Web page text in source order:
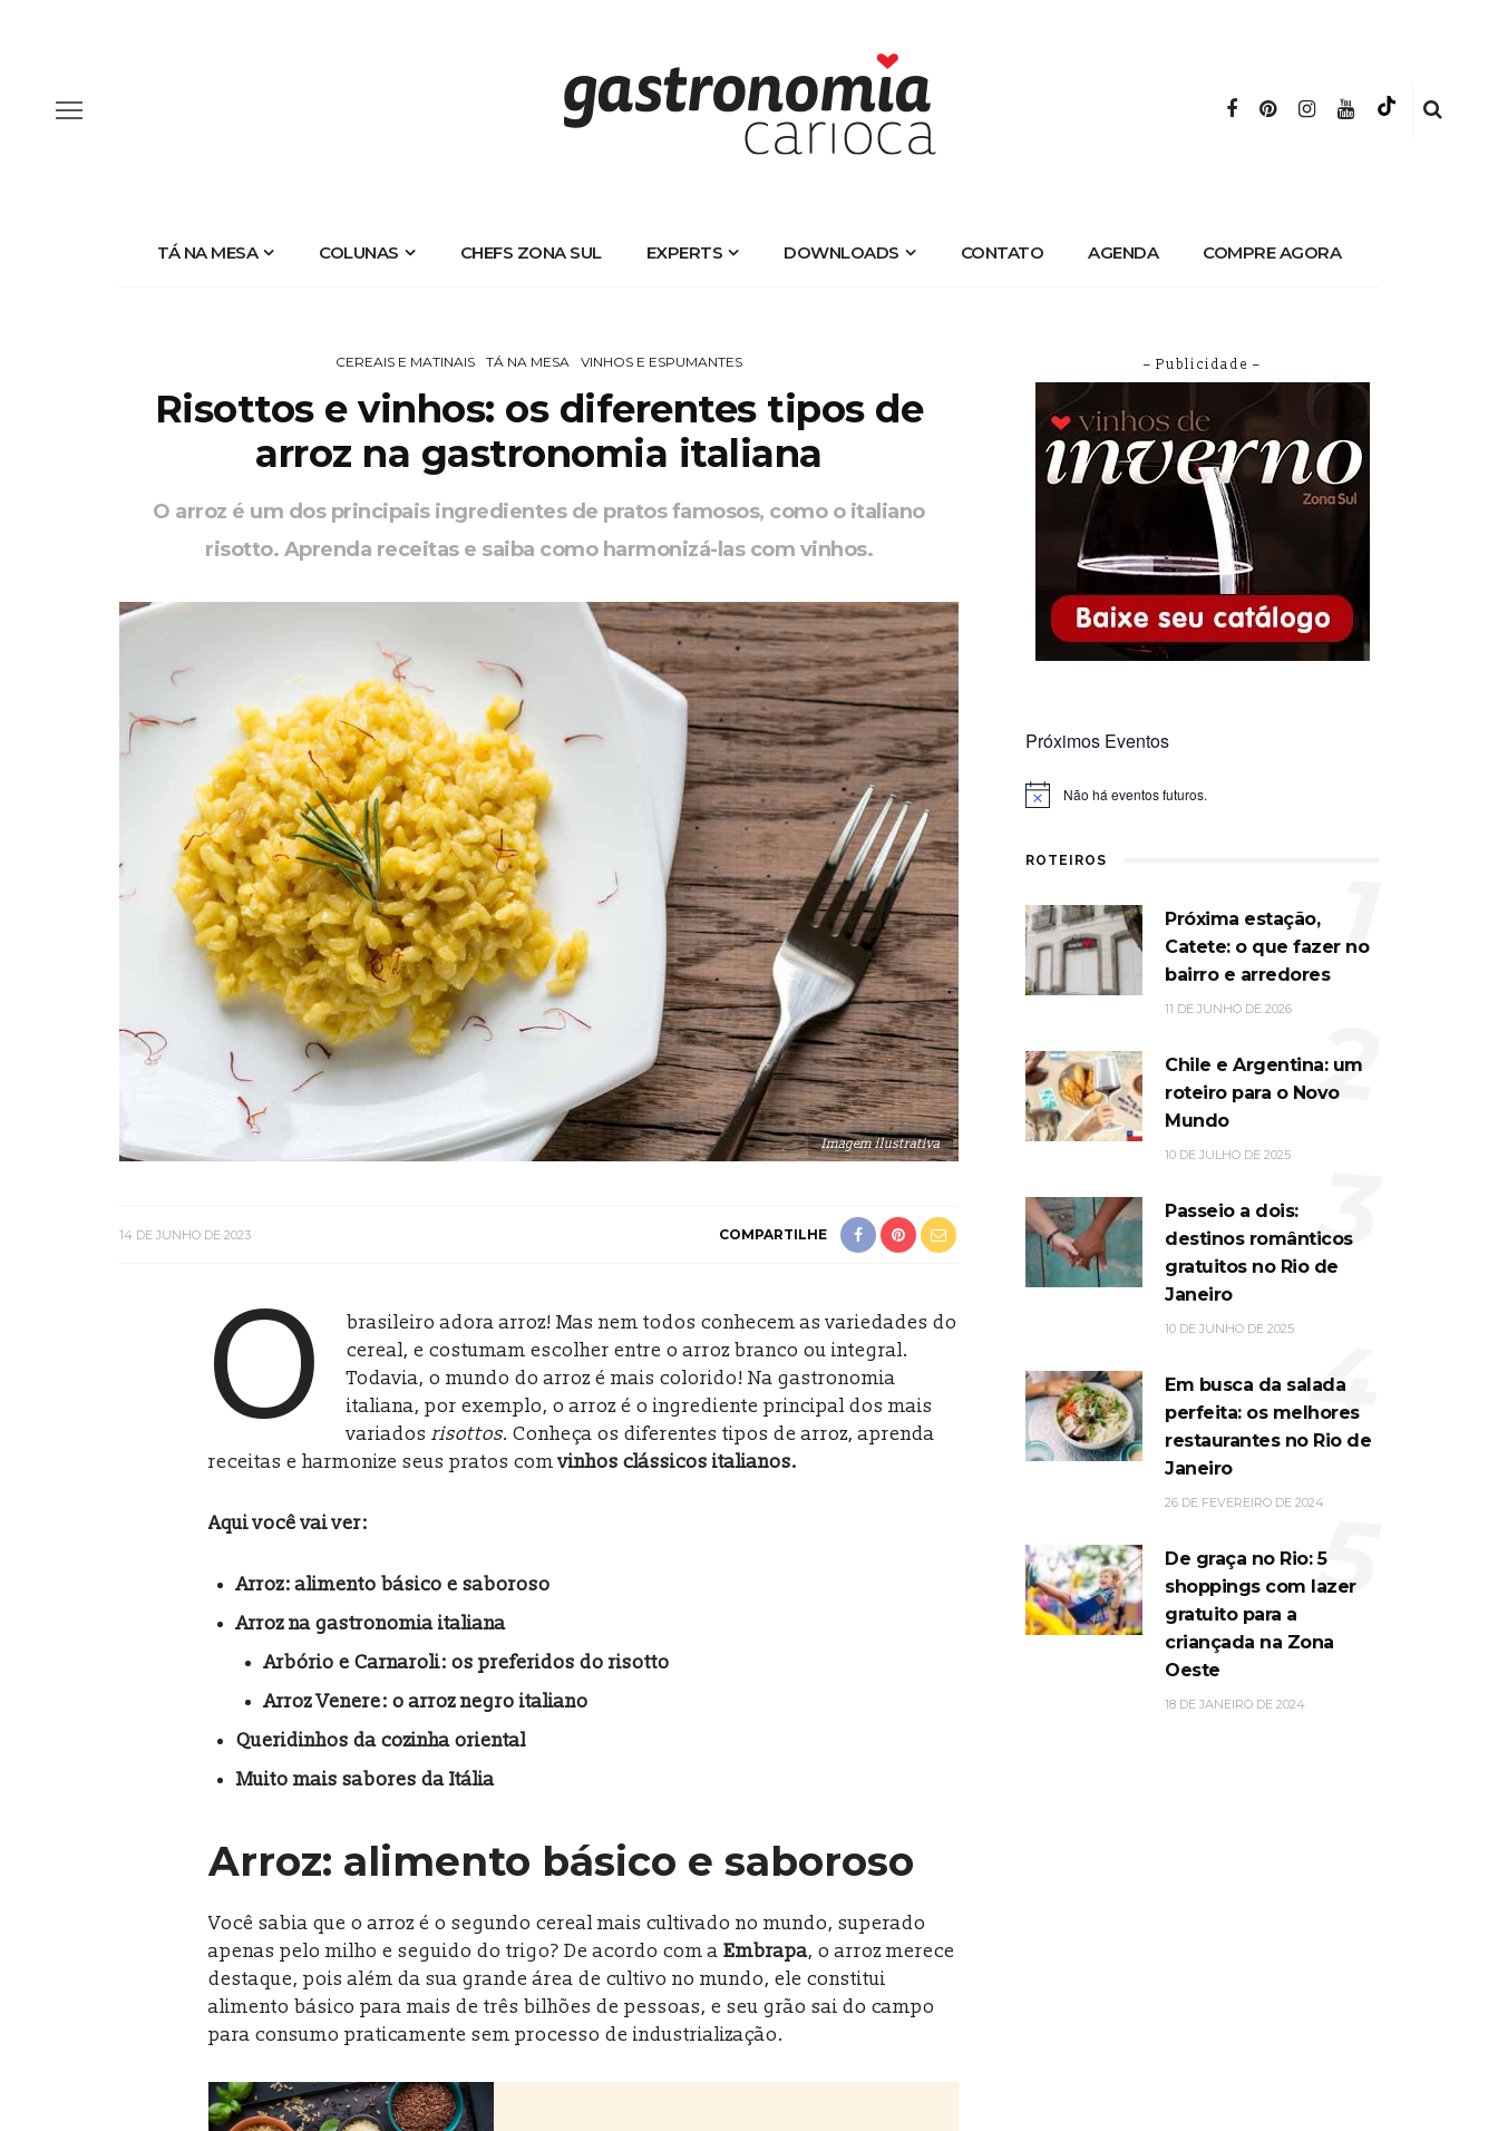
TÁ NA MESA COLUNAS CHEFS ZONA SUL EXPERTS DOWNLOADS CONTATO AGENDA COMPRE AGORA
CEREAIS E MATINAIS TÁ NA MESA VINHOS E ESPUMANTES
Risottos e vinhos: os diferentes tipos de
arroz na gastronomia italiana
O arroz é um dos principais ingredientes de pratos famosos, como o italiano
risotto. Aprenda receitas e saiba como harmonizá-las com vinhos.
Imagem ilustrativa
14 DE JUNHO DE 2023 COMPARTILHE
O
brasileiro adora arroz! Mas nem todos conhecem as variedades do
cereal, e costumam escolher entre o arroz branco ou integral.
Todavia, o mundo do arroz é mais colorido! Na gastronomia
italiana, por exemplo, o arroz é o ingrediente principal dos mais
variadosrisottos. Conheça os diferentes tipos de arroz, aprenda
receitas e harmonize seus pratos comvinhos clássicos italianos.
Aqui você vai ver:
Arroz: alimento básico e saboroso
Arroz na gastronomia italiana
Arbório e Carnaroli: os preferidos do risotto
Arroz Venere: o arroz negro italiano
Queridinhos da cozinha oriental
Muito mais sabores da Itália
Arroz: alimento básico e saboroso
Você sabia que o arroz é o segundo cereal mais cultivado no mundo, superado
apenas pelo milho e seguido do trigo? De acordo com a Embrapa, o arroz merece
destaque, pois além da sua grande área de cultivo no mundo, ele constitui
alimento básico para mais de três bilhões de pessoas, e seu grão sai do campo
para consumo praticamente sem processo de industrialização.
– Publicidade –
Próximos Eventos
Notice Não há eventos futuros.
ROTEIROS
Próxima estação,
Catete: o que fazer no
bairro e arredores
11 DE JUNHO DE 2026
1
Chile e Argentina: um
roteiro para o Novo
Mundo
10 DE JULHO DE 2025
2
Passeio a dois:
destinos românticos
gratuitos no Rio de
Janeiro
10 DE JUNHO DE 2025
3
Em busca da salada
perfeita: os melhores
restaurantes no Rio de
Janeiro
26 DE FEVEREIRO DE 2024
4
De graça no Rio: 5
shoppings com lazer
gratuito para a
criançada na Zona
Oeste
18 DE JANEIRO DE 2024
5